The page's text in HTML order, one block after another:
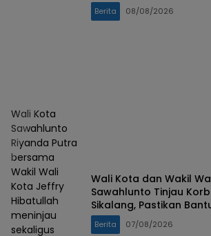
Berita 08/08/2026
Wali Kota
Sawahlunto
Riyanda Putra
bersama
Wakil Wali
Kota Jeffry
Hibatullah
meninjau
sekaligus
Wali Kota dan Wakil
Sawahlunto Tinjau
Sikalang, Pastikan
Mitigasi Bencana
Berita 07/08/2026